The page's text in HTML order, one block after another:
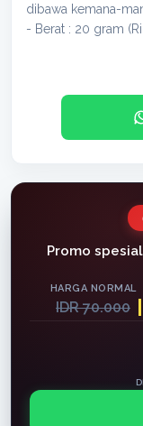
dibawa kemana-
- Berat : 20 gram
Promo
HARGA NORMAL
IDR 70.000